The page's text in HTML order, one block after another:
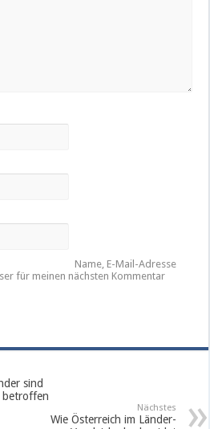
Name, E-Mail-Adresse
für meinen nächsten Kommentar
sind
betroffen
Nächstes
Wie Österreich im Länder-